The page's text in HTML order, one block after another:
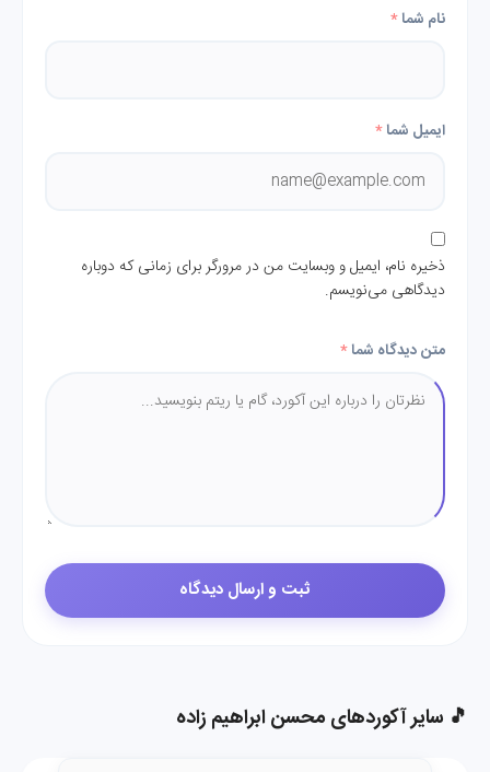
نام شما*
ایمیل شما*
ذخیره نام، ایمیل و وبسایت من در مرورگر برای زمانی که دوباره
دیدگاهی می‌نویسم.
متن دیدگاه شما*
🎵 سایر آکوردهای محسن ابراهیم زاده